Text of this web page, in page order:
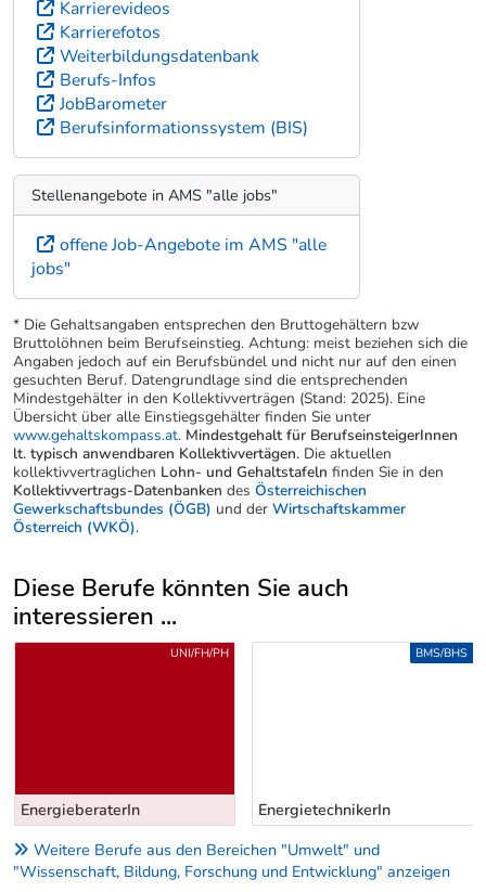
Karrierevideos
Karrierefotos
Weiterbildungsdatenbank
Berufs-Infos
JobBarometer
Berufsinformationssystem (BIS)
Stellenangebote in AMS "alle jobs"
offene Job-Angebote im AMS "alle
jobs"
* Die Gehaltsangaben entsprechen den Bruttogehältern bzw
Bruttolöhnen beim Berufseinstieg. Achtung: meist beziehen sich die
Angaben jedoch auf ein Berufsbündel und nicht nur auf den einen
gesuchten Beruf. Datengrundlage sind die entsprechenden
Mindestgehälter in den Kollektivverträgen (Stand: 2025). Eine
Übersicht über alle Einstiegsgehälter finden Sie unter
www.gehaltskompass.at. Mindestgehalt für BerufseinsteigerInnen
lt. typisch anwendbaren Kollektivvertägen. Die aktuellen
kollektivvertraglichen Lohn- und Gehaltstafeln finden Sie in den
Kollektivvertrags-Datenbanken des Österreichischen
Gewerkschaftsbundes (ÖGB) und der Wirtschaftskammer
Österreich (WKÖ).
Diese Berufe könnten Sie auch
interessieren ...
Uber weitere Berufsvorschläge
EnergieberaterIn
UNI/FH/PH
EnergietechnikerIn
BMS/BHS
Weitere Berufe aus den Bereichen "Umwelt" und
"Wissenschaft, Bildung, Forschung und Entwicklung" anzeigen